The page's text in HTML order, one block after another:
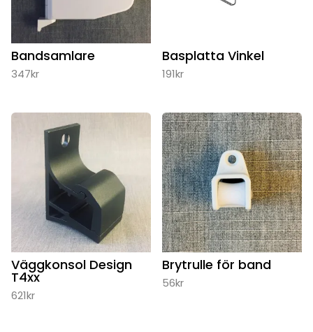
Bandsamlare
347kr
Basplatta Vinkel
191kr
Väggkonsol Design
T4xx
621kr
Brytrulle för band
56kr